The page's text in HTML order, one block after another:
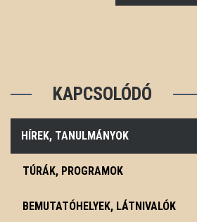
KAPCSOLÓDÓ
HÍREK, TANULMÁNYOK
TÚRÁK, PROGRAMOK
BEMUTATÓHELYEK, LÁTNIVALÓK